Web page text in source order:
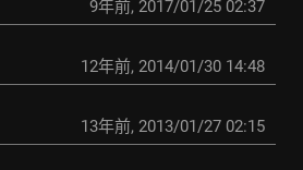
9年前, 2017/01/25 02:37
12年前, 2014/01/30 14:48
13年前, 2013/01/27 02:15